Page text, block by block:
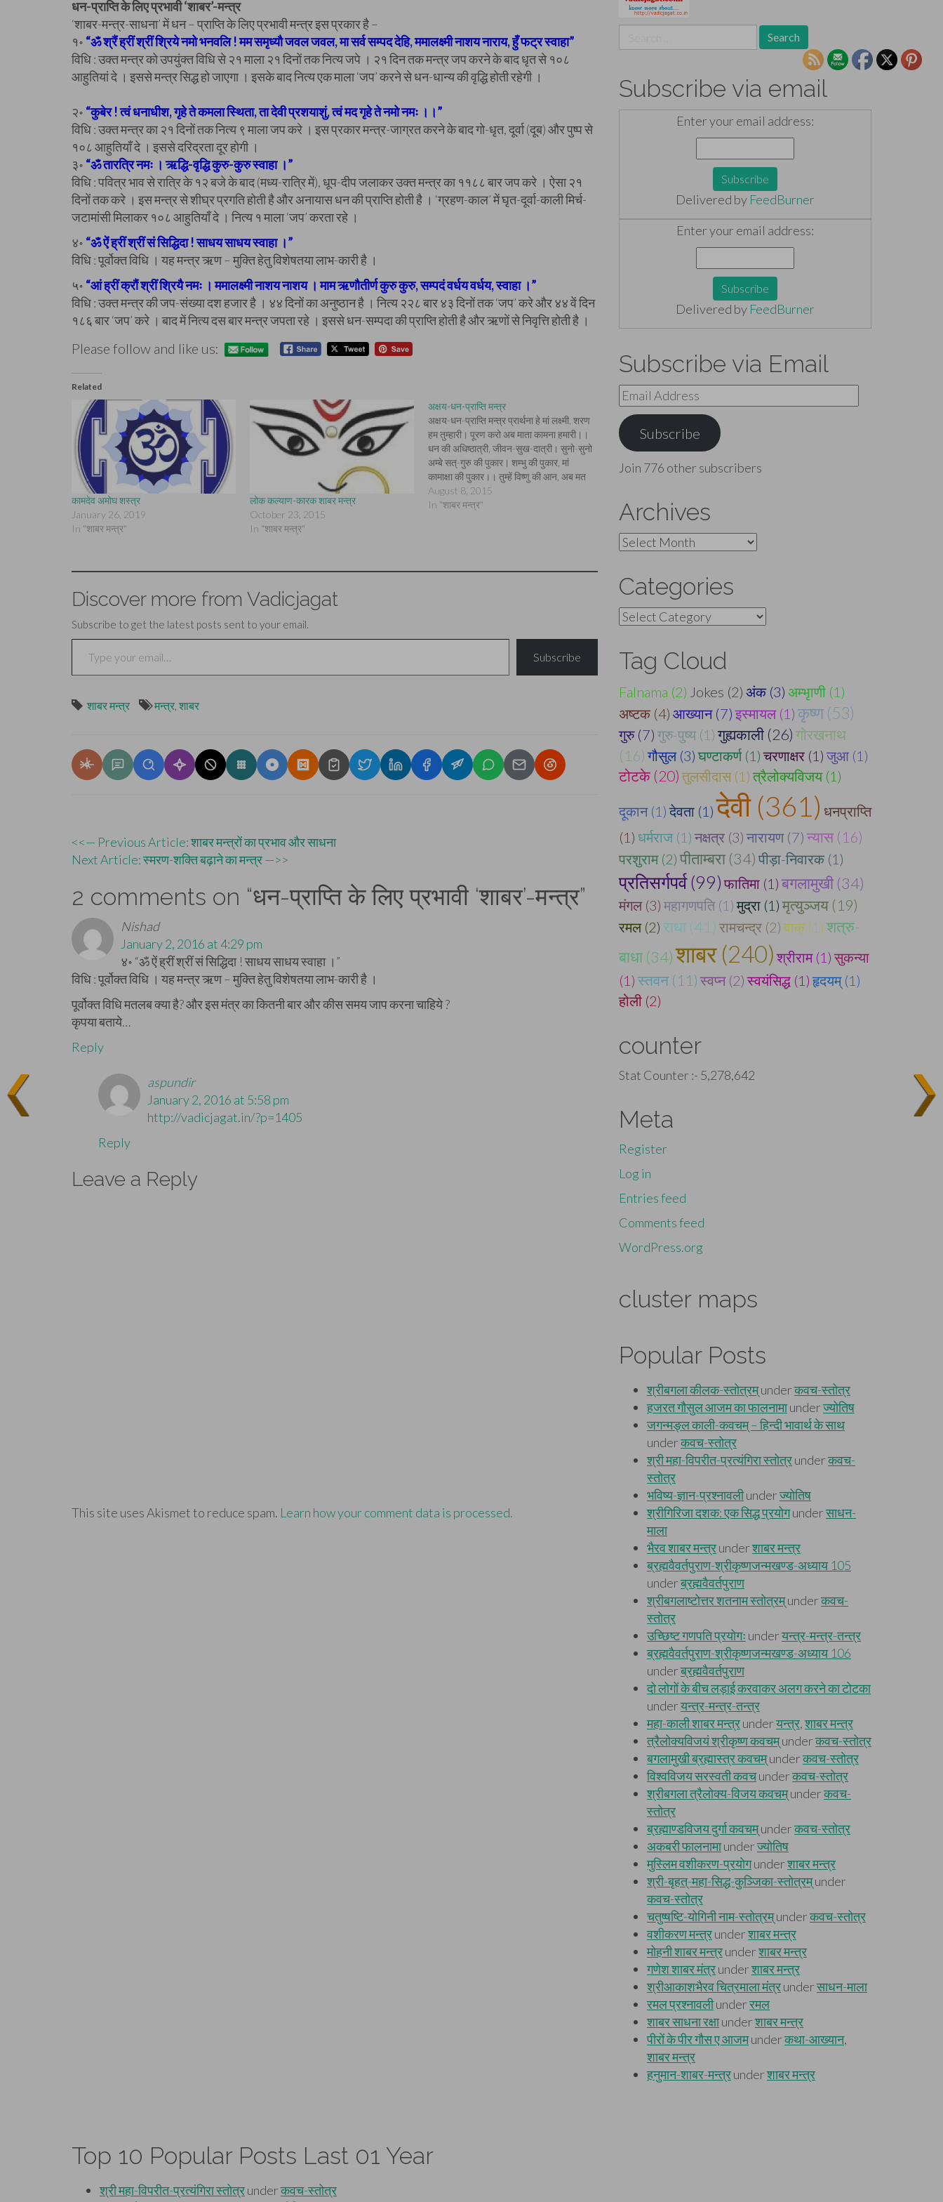
धन-प्राप्ति के लिए प्रभावी ‘शाबर’-मन्त्र
‘शाबर-मन्त्र-साधना’ में धन – प्राप्ति के लिए प्रभावी मन्त्र इस प्रकार है –
१॰ “ॐ श्रैं ह्रीं श्रीं श्रिये नमो भनवलि ! मम समृध्यौ जवल जवल, मा सर्व सम्पद देहि, ममालक्ष्मी नाशय नाराय, हुँ फट्र स्वाहा”
विधि : उक्त मन्त्र को उपयुंक्त विधि से २१ माला २१ दिनों तक नित्य जपे । २१ दिन तक मन्त्र जप करने के बाद धृत से १०८
आहुतियां दे । इससे मन्त्र सिद्ध हो जाएगा । इसके बाद नित्य एक माला ‘जप’ करने से धन-धान्य की वृद्धि होती रहेगी ।
२॰ “कुबेर ! त्वं धनाधीश, गृहे ते कमला स्थिता, ता देवी प्रशयाशुं, त्वं मद गृहे ते नमो नमः ।।”
विधि : उक्त मन्त्र का २१ दिनों तक नित्य ९ माला जप करे । इस प्रकार मन्त्र-जाग्रत करने के बाद गो-धृत, दूर्वा (दूब) और पुष्प से
१०८ आहुतियाँ दे । इससे दरिद्रता दूर होगी ।
३॰ “ॐ तारत्रि नमः । ऋद्धि-वृद्धि कुरु-कुरु स्वाहा ।”
विधि : पवित्र भाव से रात्रि के १२ बजे के बाद (मध्य-रात्रि में), धूप-दीप जलाकर उक्त मन्त्र का ११८८ बार जप करे । ऐसा २१
दिनों तक करे । इस मन्त्र से शीघ्र प्रगति होती है और अनायास धन की प्राप्ति होती है । ‘ग्रहण-काल’ में घृत-दूर्वा-काली मिर्च-
जटामांसी मिलाकर १०८ आहुतियाँ दे । नित्य १ माला ‘जप’ करता रहे ।
४॰ “ॐ ऐं ह्रीं श्रीं सं सिद्धिदा ! साधय साधय स्वाहा ।”
विधि : पूर्वोक्त विधि । यह मन्त्र ऋण – मुक्ति हेतु विशेषतया लाभ-कारी है ।
५॰ “आं ह्रीं क्रौं श्रीं श्रियै नमः । ममालक्ष्मी नाशय नाशय । माम ऋणौतीर्ण कुरु कुरु, सम्पदं वर्धय वर्धय, स्वाहा ।”
विधि : उक्त मन्त्र की जप-संख्या दश हजार है । ४४ दिनों का अनुष्ठान है । नित्य २२८ बार ४३ दिनों तक ‘जप’ करे और ४४ वें दिन
१८६ बार ‘जप’ करे । बाद में नित्य दस बार मन्त्र जपता रहे । इससे धन-सम्पदा की प्राप्ति होती है और ऋणों से निवृत्ति होती है ।
Please follow and like us:
Related
कामदेव अमोघ शस्त्र
January 26, 2019
In "शाबर मन्त्र"
लोक कल्याण-कारक शाबर मन्त्र
October 23, 2015
In "शाबर मन्त्र"
अक्षय-धन-प्राप्ति मन्त्र
अक्षय-धन-प्राप्ति मन्त्र प्रार्थना हे मां लक्ष्मी, शरण
हम तुम्हारी। पूरण करो अब माता कामना हमारी।।
धन की अधिष्ठात्री, जीवन-सुख-दात्री। सुनो-सुनो
अम्बे सत्-गुरु की पुकार। शम्भु की पुकार, मां
कामाक्षा की पुकार।। तुम्हें विष्णु की आन, अब मत
करो मान। आशा लगाकर अम देते हैं दीप-दान।।
मन्त्र- विधि- 'दीपावली' की सन्ध्या…
August 8, 2015
In "शाबर मन्त्र"
Discover more from Vadicjagat
Subscribe to get the latest posts sent to your email.
Type your email…
Subscribe
शाबर मन्त्र मन्त्र शाबर
Post
navigation
<<— Previous Article: शाबर मन्त्रों का प्रभाव और साधना
Next Article: स्मरण-शक्ति बढ़ाने का मन्त्र —>>
2 comments on “धन-प्राप्ति के लिए प्रभावी ‘शाबर’-मन्त्र”
Nishad
January 2, 2016 at 4:29 pm
४॰ “ॐ ऐं ह्रीं श्रीं सं सिद्धिदा ! साधय साधय स्वाहा ।”
विधि : पूर्वोक्त विधि । यह मन्त्र ऋण – मुक्ति हेतु विशेषतया लाभ-कारी है ।
पूर्वोक्त विधि मतलब क्या है? और इस मंत्र का कितनी बार और कीस समय जाप करना चाहिये ?
कृपया बताये…
Reply
aspundir
January 2, 2016 at 5:58 pm
http://vadicjagat.in/?p=1405
Reply
Leave a Reply
This site uses Akismet to reduce spam. Learn how your comment data is processed.
for:
Subscribe via email
Enter your email address:
Delivered by FeedBurner
Enter your email address:
Delivered by FeedBurner
Subscribe via Email
Email
Address
Subscribe
Join 776 other subscribers
Archives
Archives
Categories
Categories
Tag Cloud
Falnama (2) Jokes (2) अंक (3) अम्भृाणी (1)
अष्टक (4) आख्यान (7) इस्मायल (1) कृष्ण (53)
गुरु (7) गुरु-पुष्य (1) गुह्यकाली (26) गोरखनाथ
(16) गौसुल (3) घण्टाकर्ण (1) चरणाक्षर (1) जुआ (1)
टोटके (20) तुलसीदास (1) त्रैलोक्यविजय (1)
दूकान (1) देवता (1) देवी (361) धनप्राप्ति
(1) धर्मराज (1) नक्षत्र (3) नारायण (7) न्यास (16)
परशुराम (2) पीताम्बरा (34) पीड़ा-निवारक (1)
प्रतिसर्गपर्व (99) फातिमा (1) बगलामुखी (34)
मंगल (3) महागणपति (1) मुद्रा (1) मृत्युञ्जय (19)
रमल (2) राधा (41) रामचन्द्र (2) वाक् (1) शत्रु-
बाधा (34)शाबर (240) श्रीराम (1) सुकन्या
(1) स्तवन (11) स्वप्न (2) स्वयंसिद्ध (1) हृदयम् (1)
होली (2)
counter
Stat Counter :- 5,278,642
Meta
Register
Log in
Entries feed
Comments feed
WordPress.org
cluster maps
Popular Posts
Top 10 Popular Posts Last 01 Year